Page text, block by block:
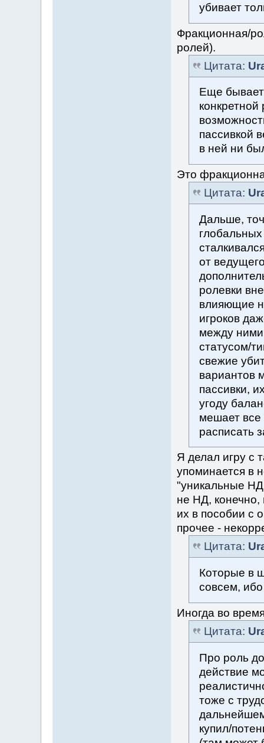
убивает
Фракционная/
ролей).
Цитата:
Еще
пассивкой
в ней ни
Это
Цитата:
Дальше,
от
ролевки
влияющие
игроков
между
статусом/
свежие
вариантов
пассивки,
угоду
мешает все
расписать
Я делал игру с
упоминается в
"уникальные
не НД, конечно,
их в пособии с
прочее -
Цитата:
Которые в
совсем,
Иногда во
Цитата:
Про роль
действие
тоже с
купил/